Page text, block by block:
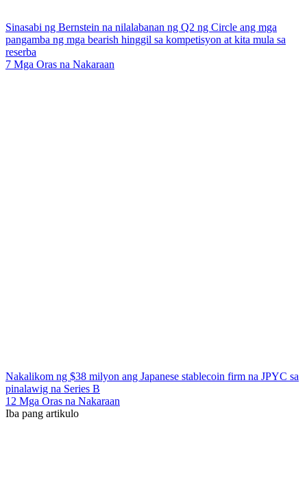
Sinasabi ng Bernstein na nilalabanan ng Q2 ng Circle ang mga
pangamba ng mga bearish hinggil sa kompetisyon at kita mula sa
reserba
7 Mga Oras na Nakaraan
Nakalikom ng $38 milyon ang Japanese stablecoin firm na JPYC sa
pinalawig na Series B
12 Mga Oras na Nakaraan
Iba pang artikulo